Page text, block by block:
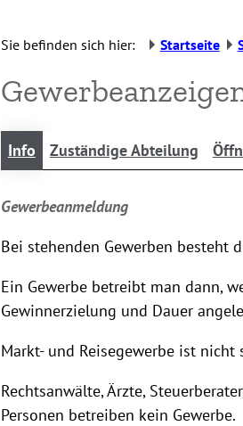
Sie befinden sich hier: Startseite
Info Zuständige Abteilung
Gewerbeanmeldung
Bei stehenden Gewerben besteht
Ein Gewerbe betreibt man dann,
Gewinnerzielung und Dauer
Markt- und Reisegewerbe ist nicht
Rechtsanwälte, Ärzte,
Personen betreiben kein Gewerbe.